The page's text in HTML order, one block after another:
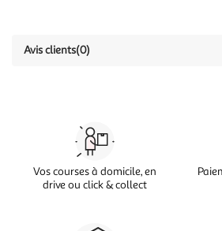
Avis clients(0)
Vos courses à domicile, en
drive ou click & collect